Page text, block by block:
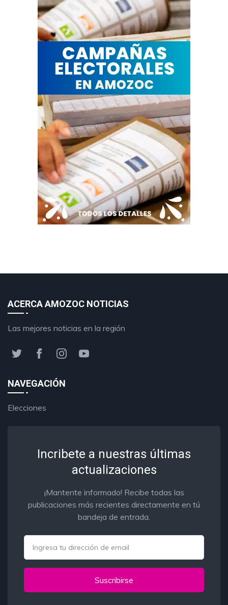
ACERCA AMOZOC NOTICIAS
Las mejores noticias en la región
NAVEGACIÓN
Elecciones
Incribete a nuestras últimas
actualizaciones
¡Mantente informado! Recibe todas las
publicaciones más recientes directamente en tú
bandeja de entrada.
Suscribirse